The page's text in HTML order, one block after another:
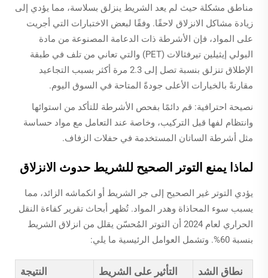
مناطق مشكلة حيث لم يعد الشريط ينزلق بسلاسة، مما يؤدي إلى
زيادة مشاكل الانزلاق لاحقًا. وفقًا لبعض الاختبارات التي أجريت
على المواد، فإن الأشرطة ذات الدعامة المصنوعة من مادة
البولي إيثيلين تيرفثالات (PET) والتي تعاني من تلف في طبقة
الإطلاق تنزلق بنسبة تصل إلى 2.3 مرة أكثر بسبب التجاعيد
مقارنةً بالخيارات الأعلى جودةً المتاحة في السوق اليوم.
نصيحة احترافية: قم دائمًا بفحص الأشرطة للتأكد من استوائها
وانتظام لفها قبل التركيب، وخاصة عند التعامل مع مواد حساسة
مثل أشرطة الساتان المستخدمة في حفلات الزفاف.
لماذا يمنع التوتر الصحيح للشريط حدوث الانزلاق
يؤدي التوتر غير الصحيح إلى جر الشريط أو انكماشه الزائد، مما
يسبب سوء المحاذاة وهدر المواد. تُظهر أبحاث تقرير كفاءة النقل
الحراري لعام 2024 أن التوتر المُحسّن يقلل من انزلاق الشريط
بنسبة 60%. وتشمل العوامل الرئيسية ما يلي:
نطاق الشد التأثير على الشريط
النتيجة